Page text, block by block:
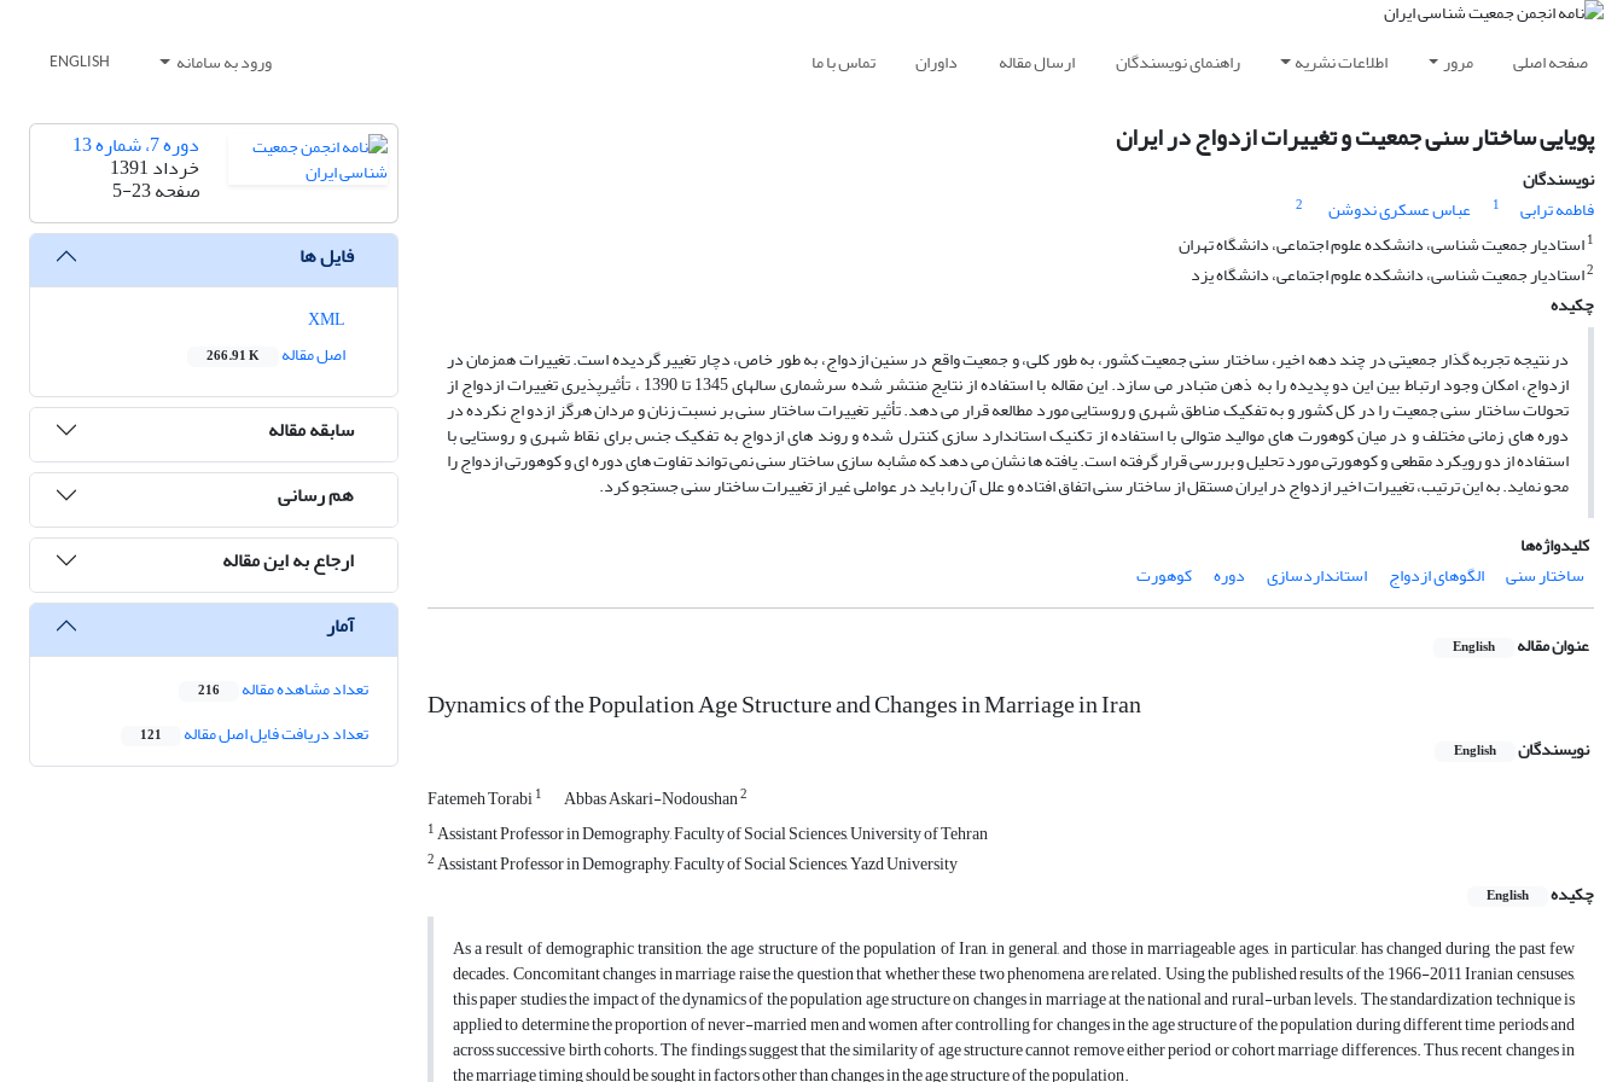
صفحه اصلی مرور اطلاعات نشریه راهنمای نویسندگان ارسال مقاله داوران تماس با ما ورود به سامانه ENGLISH
پویایی ساختار سنی جمعیت و تغییرات ازدواج در ایران
نویسندگان
فاطمه ترابی
1 عباس عسکری ندوشن
2
1استادیار جمعیت شناسی، دانشکده علوم اجتماعی، دانشگاه تهران
2استادیار جمعیت شناسی، دانشکده علوم اجتماعی، دانشگاه یزد
چکیده
در نتیجه تجربه گذار جمعیتی در چند دهه اخیر، ساختار سنی جمعیت کشور، به طور کلی، و جمعیت واقع در سنین ازدواج، به طور خاص، دچار تغییر گردیده است. تغییرات همزمان در
ازدواج، امکان وجود ارتباط بین این دو پدیده را به ذهن متبادر می سازد. این مقاله با استفاده از نتایج منتشر شده سرشماری سالهای 1345 تا 1390 ، تأثیرپذیری تغییرات ازدواج از
تحولات ساختار سنی جمعیت را در کل کشور و به تفکیک مناطق شهری و روستایی مورد مطالعه قرار می دهد. تأثیر تغییرات ساختار سنی بر نسبت زنان و مردان هرگز ازدو اج نکرده در
دوره های زمانی مختلف و در میان کوهورت های موالید متوالی با استفاده از تکنیک استاندارد سازی کنترل شده و روند های ازدواج به تفکیک جنس برای نقاط شهری و روستایی با
استفاده از دو رویکرد مقطعی و کوهورتی مورد تحلیل و بررسی قرار گرفته است. یافته ها نشان می دهد که مشابه سازی ساختار سنی نمی تواند تفاوت های دوره ای و کوهورتی ازدواج را
محو نماید. به این ترتیب، تغییرات اخیر ازدواج در ایران مستقل از ساختار سنی اتفاق افتاده و علل آن را باید در عواملی غیر از تغییرات ساختار سنی جستجو کرد.
کلیدواژه‌ها
ساختار سنی
الگوهای ازدواج استانداردسازی دوره کوهورت
عنوان مقاله English
Dynamics of the Population Age Structure and Changes in Marriage in Iran
نویسندگان English
Fatemeh Torabi1 Abbas Askari-Nodoushan2
1Assistant Professor in Demography, Faculty of Social Sciences, University of Tehran
2Assistant Professor in Demography, Faculty of Social Sciences, Yazd University
چکیده
English
As a result of demographic transition, the age structure of the population of Iran, in general, and those in marriageable ages, in particular, has changed during the past few
decades. Concomitant changes in marriage raise the question that whether these two phenomena are related. Using the published results of the 1966-2011 Iranian censuses,
this paper studies the impact of the dynamics of the population age structure on changes in marriage at the national and rural-urban levels. The standardization technique is
applied to determine the proportion of never-married men and women after controlling for changes in the age structure of the population during different time periods and
across successive birth cohorts. The findings suggest that the similarity of age structure cannot remove either period or cohort marriage differences. Thus, recent changes in
دوره 7، شماره 13
خرداد 1391
صفحه5-23
فایل ها
اصل مقاله
266.91 K
سابقه مقاله
هم رسانی
ارجاع به این مقاله
آمار
تعداد مشاهده مقاله 216
تعداد دریافت فایل اصل مقاله 121